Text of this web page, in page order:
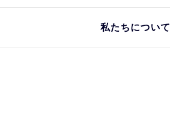
私たちについて